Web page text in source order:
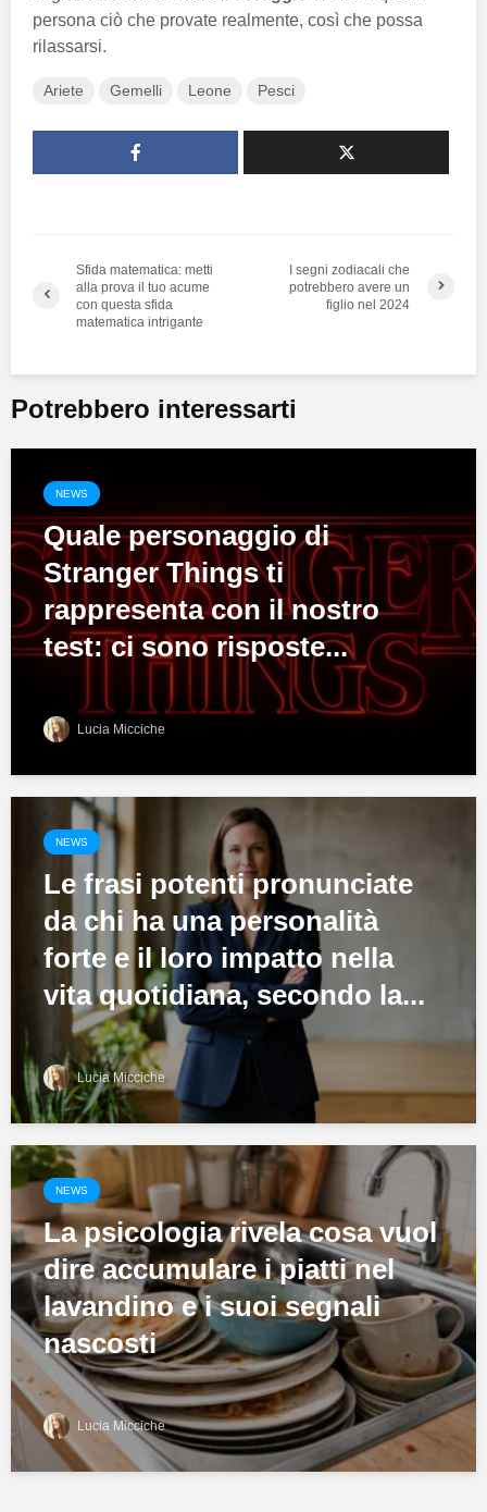
persona ciò che provate realmente, così che possa
rilassarsi.
Ariete Gemelli Leone Pesci
Sfida matematica: metti
alla prova il tuo acume
con questa sfida
matematica intrigante
I segni zodiacali che
potrebbero avere un
figlio nel 2024
Potrebbero interessarti
NEWS
Quale personaggio di
Stranger Things ti
rappresenta con il nostro
test: ci sono risposte...
Lucia Micciche
NEWS
Le frasi potenti pronunciate
da chi ha una personalità
forte e il loro impatto nella
vita quotidiana, secondo la...
Lucia Micciche
NEWS
La psicologia rivela cosa vuol
dire accumulare i piatti nel
lavandino e i suoi segnali
nascosti
Lucia Micciche